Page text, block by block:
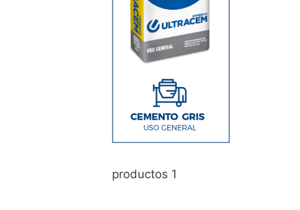
productos 1